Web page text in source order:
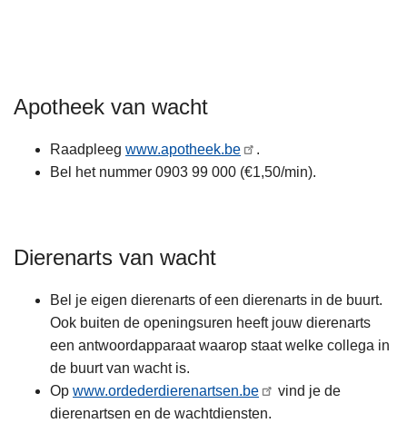
Apotheek van wacht
Raadpleeg www.apotheek.be
.
Bel het nummer 0903 99 000 (€1,50/min).
Dierenarts van wacht
Bel je eigen dierenarts of een dierenarts in de buurt.
Ook buiten de openingsuren heeft jouw dierenarts
een antwoordapparaat waarop staat welke collega in
de buurt van wacht is.
Op www.ordederdierenartsen.be
vind je de
dierenartsen en de wachtdiensten.